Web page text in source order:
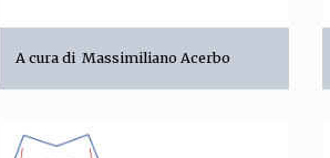
A cura diMassimiliano Acerbo